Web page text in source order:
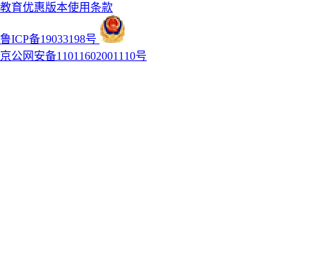
教育优惠版本使用条款
鲁ICP备19033198号
京公网安备11011602001110号